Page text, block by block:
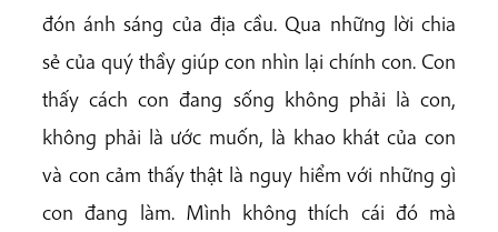
đón ánh sáng của địa cầu. Qua những lời chia
sẻ của quý thầy giúp con nhìn lại chính con. Con
thấy cách con đang sống không phải là con,
không phải là ước muốn, là khao khát của con
và con cảm thấy thật là nguy hiểm với những gì
con đang làm. Mình không thích cái đó mà